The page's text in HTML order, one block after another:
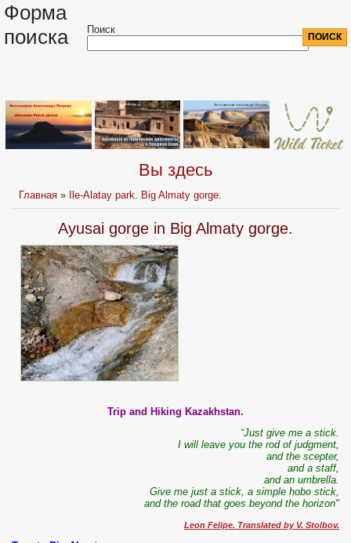
Форма
поиска
Поиск
Вы здесь
Главная » Ile-Alatay park. Big Almaty gorge.
Ayusai gorge in Big Almaty gorge.
Trip and Hiking Kazakhstan.
“Just give me a stick.
I will leave you the rod of judgment,
and the scepter,
and a staff,
and an umbrella.
Give me just a stick, a simple hobo stick,
and the road that goes beyond the horizon"
Leon Felipe. Translated by V. Stolbov.